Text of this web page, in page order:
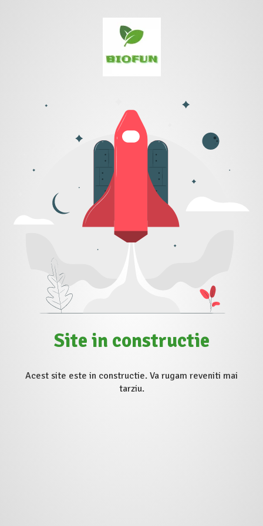
Site in constructie
Acest site este in constructie. Va rugam reveniti mai
tarziu.